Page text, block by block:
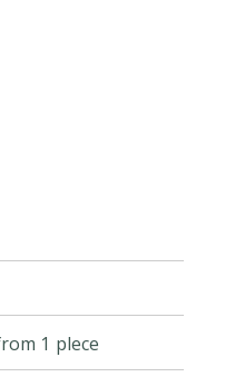
1 plece